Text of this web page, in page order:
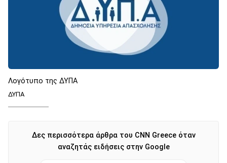
Λογότυπο της ΔΥΠΑ
ΔΥΠΑ
Δες περισσότερα άρθρα του CNN Greece όταν
αναζητάς ειδήσεις στην Google